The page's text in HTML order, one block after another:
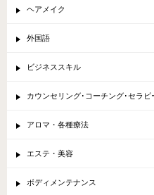
ヘアメイク
外国語
ビジネススキル
カウンセリング･コーチング･セラピ
アロマ・各種療法
エステ・美容
ボディメンテナンス